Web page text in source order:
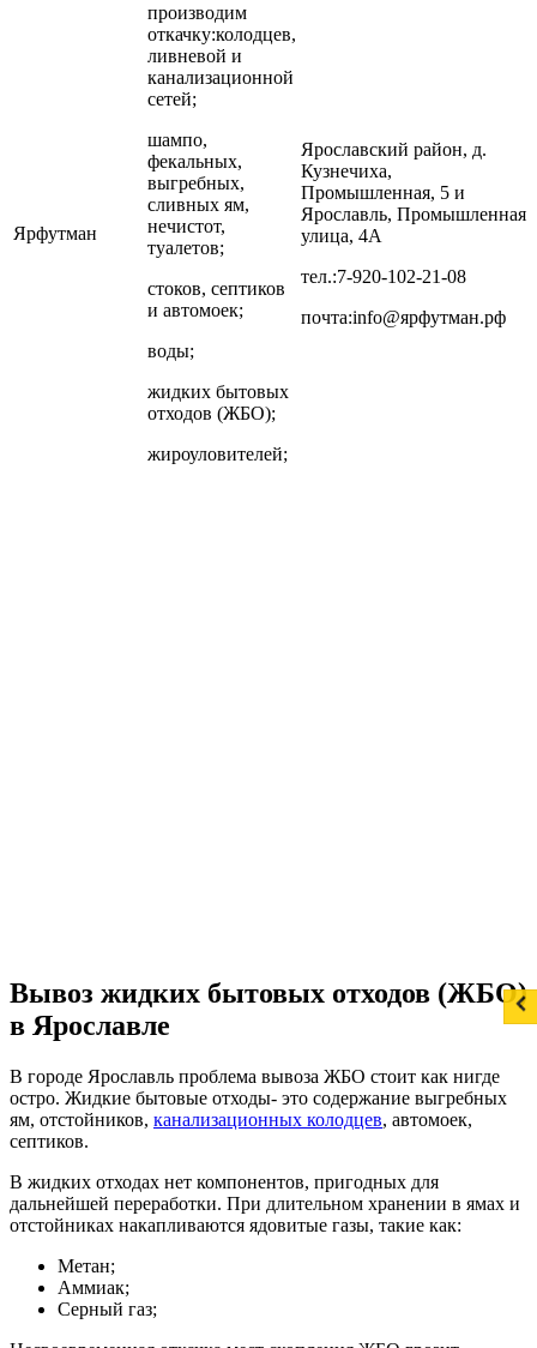
Ярфутман
производим
откачку:колодцев,
ливневой и
канализационной
сетей;
шампо,
фекальных,
выгребных,
сливных ям,
нечистот,
туалетов;
стоков, септиков
и автомоек;
воды;
жидких бытовых
отходов (ЖБО);
жироуловителей;
Ярославский район, д.
Кузнечиха,
Промышленная, 5 и
Ярославль, Промышленная
улица, 4А
тел.:7-920-102-21-08
почта:info@ярфутман.рф
Вывоз жидких бытовых отходов (ЖБО)
в Ярославле
В городе Ярославль проблема вывоза ЖБО стоит как нигде
остро. Жидкие бытовые отходы- это содержание выгребных
ям, отстойников, канализационных колодцев, автомоек,
септиков.
В жидких отходах нет компонентов, пригодных для
дальнейшей переработки. При длительном хранении в ямах и
отстойниках накапливаются ядовитые газы, такие как:
Метан;
Аммиак;
Серный газ;